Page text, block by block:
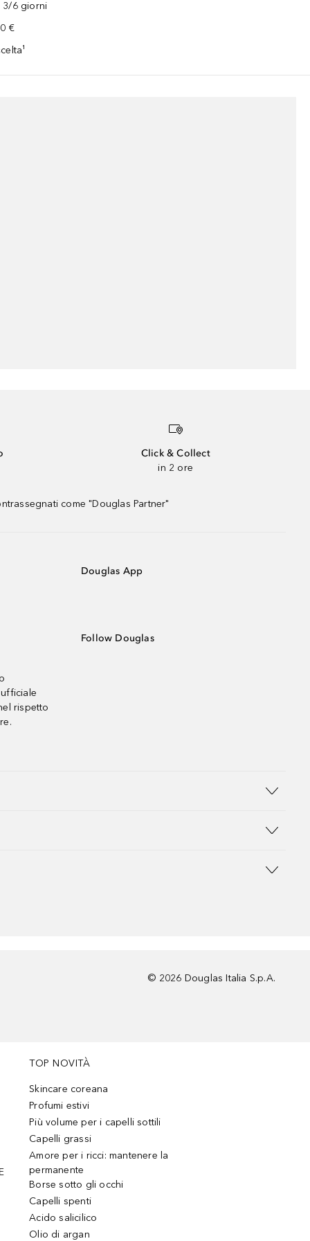
3/6 giorni
€
Click & Collect
in 2 ore
come "Douglas Partner"
rispetto
Douglas App
Follow Douglas
© 2026 Douglas Italia S.p.A.
TOP NOVITÀ
Skincare coreana
Profumi estivi
Più volume per i capelli sottili
Capelli grassi
Amore per i ricci: mantenere la
permanente
Borse sotto gli occhi
Capelli spenti
Acido salicilico
Olio di argan